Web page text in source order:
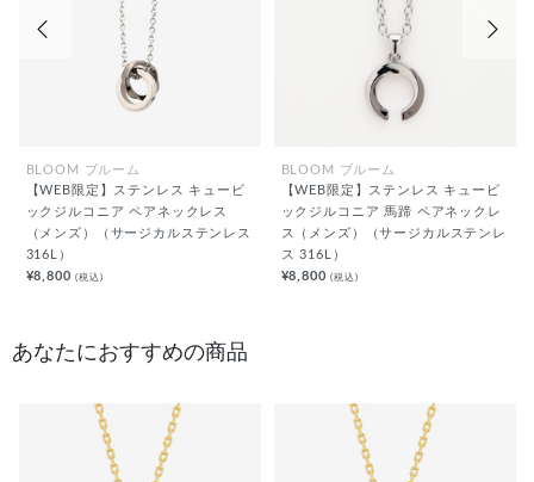
BLOOM ブルーム
【WEB限定】ステンレス キュービ
ックジルコニア ペアネックレス
（メンズ）（サージカルステンレス
316L）
¥8,800(税込)
BLOOM ブルーム
【WEB限定】ステンレス キュービ
ックジルコニア 馬蹄 ペアネックレ
ス（メンズ）（サージカルステンレ
ス 316L）
¥8,800(税込)
あなたにおすすめの商品